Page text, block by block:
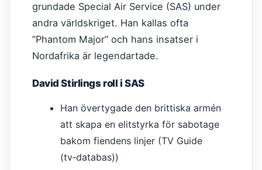
grundade Special Air Service (SAS) under
andra världskriget. Han kallas ofta
”Phantom Major” och hans insatser i
Nordafrika är legendartade.
David Stirlings roll i SAS
Han övertygade den brittiska armén
att skapa en elitstyrka för sabotage
bakom fiendens linjer (TV Guide
(tv‑databas))